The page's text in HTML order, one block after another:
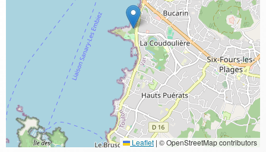
Leaflet | © OpenStreetMap contributors